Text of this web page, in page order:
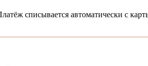
списывается автоматически с